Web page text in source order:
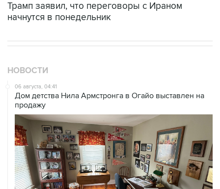
Трамп заявил, что переговоры с Ираном
начнутся в понедельник
НОВОСТИ
06 августа, 04:41
Дом детства Нила Армстронга в Огайо выставлен на
продажу